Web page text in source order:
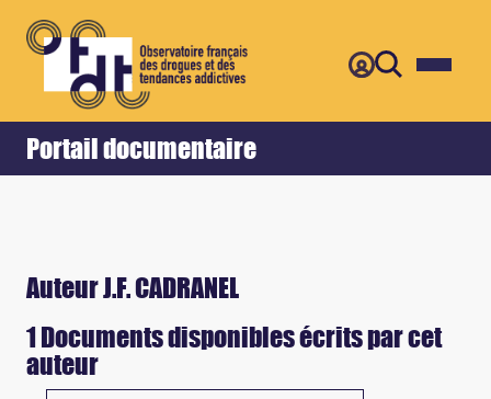
Portail documentaire
Accueil Retour
Auteur J.F. CADRANEL
1 Documents disponibles écrits par cet
auteur